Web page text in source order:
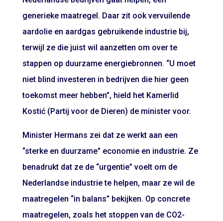
generieke maatregel. Daar zit ook vervuilende
aardolie en aardgas gebruikende industrie bij,
terwijl ze die juist wil aanzetten om over te
stappen op duurzame energiebronnen. “U moet
niet blind investeren in bedrijven die hier geen
toekomst meer hebben”, hield het Kamerlid
Kostić (Partij voor de Dieren) de minister voor.
Minister Hermans zei dat ze werkt aan een
“sterke en duurzame” economie en industrie. Ze
benadrukt dat ze de “urgentie” voelt om de
Nederlandse industrie te helpen, maar ze wil de
maatregelen “in balans” bekijken. Op concrete
maatregelen, zoals het stoppen van de CO2-